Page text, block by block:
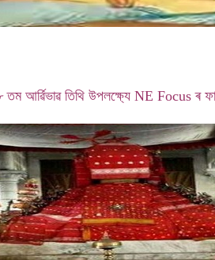
আৰ্ৱিভাৱ তিথি উপলক্ষ্যে NE Focus ৰ